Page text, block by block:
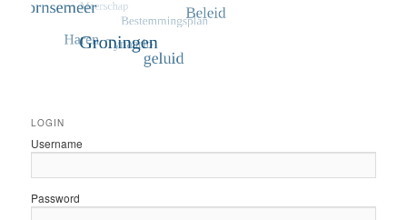
LOGIN
Username
Password